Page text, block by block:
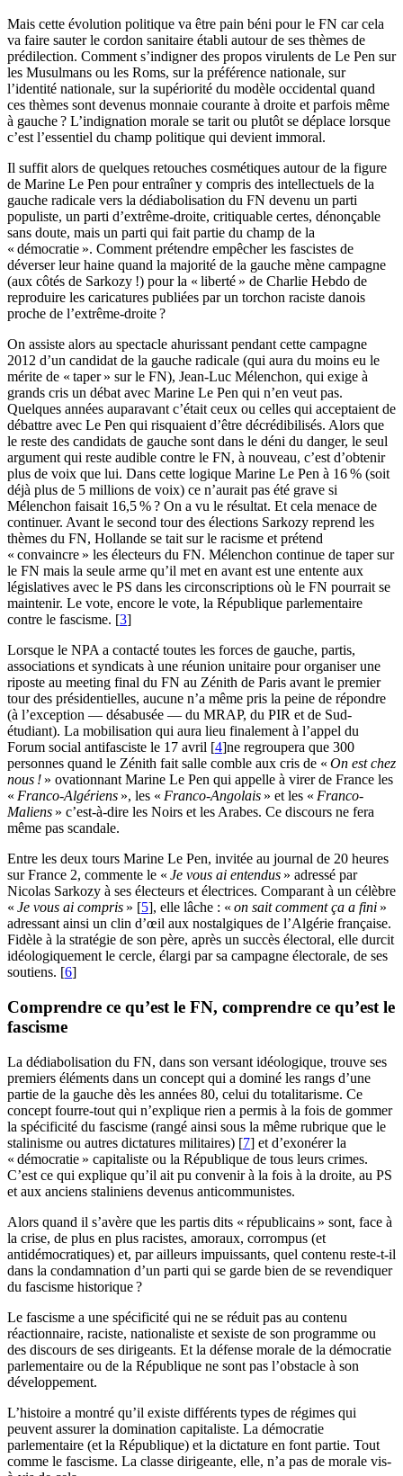
Mais cette évolution politique va être pain béni pour le FN car cela
va faire sauter le cordon sanitaire établi autour de ses thèmes de
prédilection. Comment s’indigner des propos virulents de Le Pen sur
les Musulmans ou les Roms, sur la préférence nationale, sur
l’identité nationale, sur la supériorité du modèle occidental quand
ces thèmes sont devenus monnaie courante à droite et parfois même
à gauche? L’indignation morale se tarit ou plutôt se déplace lorsque
c’est l’essentiel du champ politique qui devient immoral.
Il suffit alors de quelques retouches cosmétiques autour de la figure
de Marine Le Pen pour entraîner y compris des intellectuels de la
gauche radicale vers la dédiabolisation du FN devenu un parti
populiste, un parti d’extrême-droite, critiquable certes, dénonçable
sans doute, mais un parti qui fait partie du champ de la
« démocratie ». Comment prétendre empêcher les fascistes de
déverser leur haine quand la majorité de la gauche mène campagne
(aux côtés de Sarkozy !) pour la « liberté » de Charlie Hebdo de
reproduire les caricatures publiées par un torchon raciste danois
proche de l’extrême-droite?
On assiste alors au spectacle ahurissant pendant cette campagne
2012 d’un candidat de la gauche radicale (qui aura du moins eu le
mérite de « taper » sur le FN), Jean-Luc Mélenchon, qui exige à
grands cris un débat avec Marine Le Pen qui n’en veut pas.
Quelques années auparavant c’était ceux ou celles qui acceptaient de
débattre avec Le Pen qui risquaient d’être décrédibilisés. Alors que
le reste des candidats de gauche sont dans le déni du danger, le seul
argument qui reste audible contre le FN, à nouveau, c’est d’obtenir
plus de voix que lui. Dans cette logique Marine Le Pen à 16% (soit
déjà plus de 5 millions de voix) ce n’aurait pas été grave si
Mélenchon faisait 16,5%? On a vu le résultat. Et cela menace de
continuer. Avant le second tour des élections Sarkozy reprend les
thèmes du FN, Hollande se tait sur le racisme et prétend
« convaincre » les électeurs du FN. Mélenchon continue de taper sur
le FN mais la seule arme qu’il met en avant est une entente aux
législatives avec le PS dans les circonscriptions où le FN pourrait se
maintenir. Le vote, encore le vote, la République parlementaire
contre le fascisme. [3]
Lorsque le NPA a contacté toutes les forces de gauche, partis,
associations et syndicats à une réunion unitaire pour organiser une
riposte au meeting final du FN au Zénith de Paris avant le premier
tour des présidentielles, aucune n’a même pris la peine de répondre
(à l’exception — désabusée — du MRAP, du PIR et de Sud-
étudiant). La mobilisation qui aura lieu finalement à l’appel du
Forum social antifasciste le 17 avril [4]ne regroupera que 300
personnes quand le Zénith fait salle comble aux cris de « On est chez
nous ! » ovationnant Marine Le Pen qui appelle à virer de France les
« Franco-Algériens », les « Franco-Angolais » et les « Franco-
Maliens » c’est-à-dire les Noirs et les Arabes. Ce discours ne fera
même pas scandale.
Entre les deux tours Marine Le Pen, invitée au journal de 20 heures
sur France 2, commente le « Je vous ai entendus » adressé par
Nicolas Sarkozy à ses électeurs et électrices. Comparant à un célèbre
« Je vous ai compris » [5], elle lâche : « on sait comment ça a fini »
adressant ainsi un clin d’œil aux nostalgiques de l’Algérie française.
Fidèle à la stratégie de son père, après un succès électoral, elle durcit
idéologiquement le cercle, élargi par sa campagne électorale, de ses
soutiens. [6]
Comprendre ce qu’est le FN, comprendre ce qu’est le
fascisme
La dédiabolisation du FN, dans son versant idéologique, trouve ses
premiers éléments dans un concept qui a dominé les rangs d’une
partie de la gauche dès les années 80, celui du totalitarisme. Ce
concept fourre-tout qui n’explique rien a permis à la fois de gommer
la spécificité du fascisme (rangé ainsi sous la même rubrique que le
stalinisme ou autres dictatures militaires) [7] et d’exonérer la
« démocratie » capitaliste ou la République de tous leurs crimes.
C’est ce qui explique qu’il ait pu convenir à la fois à la droite, au PS
et aux anciens staliniens devenus anticommunistes.
Alors quand il s’avère que les partis dits « républicains » sont, face à
la crise, de plus en plus racistes, amoraux, corrompus (et
antidémocratiques) et, par ailleurs impuissants, quel contenu reste-t-il
dans la condamnation d’un parti qui se garde bien de se revendiquer
du fascisme historique?
Le fascisme a une spécificité qui ne se réduit pas au contenu
réactionnaire, raciste, nationaliste et sexiste de son programme ou
des discours de ses dirigeants. Et la défense morale de la démocratie
parlementaire ou de la République ne sont pas l’obstacle à son
développement.
L’histoire a montré qu’il existe différents types de régimes qui
peuvent assurer la domination capitaliste. La démocratie
parlementaire (et la République) et la dictature en font partie. Tout
comme le fascisme. La classe dirigeante, elle, n’a pas de morale vis-